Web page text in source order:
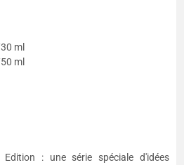
ml
ml
Edition : une série spéciale d'idées